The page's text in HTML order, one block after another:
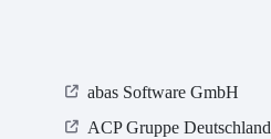
abas Software GmbH
ACP Gruppe Deutschland